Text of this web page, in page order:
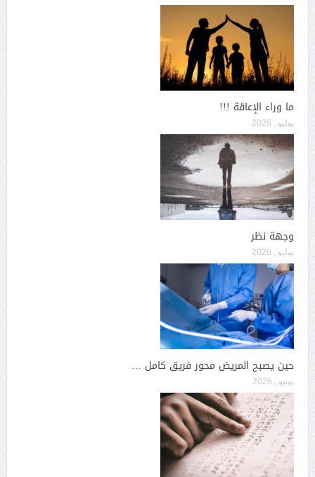
ما وراء الإعاقة !!!
يوليو , 2026
وجهة نظر
يوليو , 2026
حين يصبح المريض محور فريق كامل …
يونيو , 2026